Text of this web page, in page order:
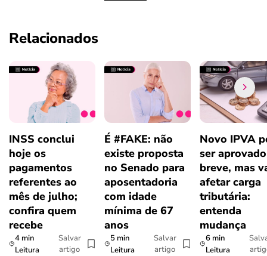
Relacionados
INSS conclui
hoje os
pagamentos
referentes ao
mês de julho;
confira quem
recebe
4 min
Leitura
Salvar
artigo
É #FAKE: não
existe proposta
no Senado para
aposentadoria
com idade
mínima de 67
anos
5 min
Leitura
Salvar
artigo
Novo IPVA
ser
breve, mas
afetar carga
tributária:
entenda
mudança
6 min
Leitura